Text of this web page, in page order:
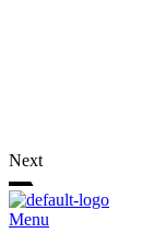
Next
Menu